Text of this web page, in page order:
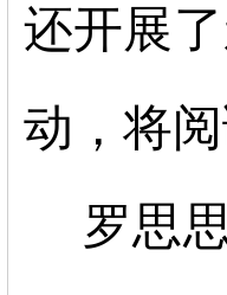
还开展
动，将
罗思